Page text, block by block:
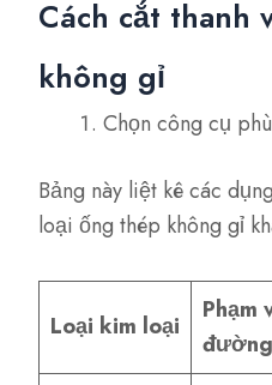
Cách cắt thanh
không gỉ
Chọn công cụ
Bảng này liệt kê các
loại ống thép không gỉ
Loại kim loại
Phạm